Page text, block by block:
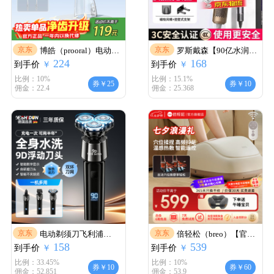
京东
博皓（prooral）电动冲
牙器便携式洗牙冲水器
家用冲洗器牙齿清洁器
水牙线牙垢去除工具口
【升级版】象牙白
到手价 ￥ 224
比例：10%
佣金：22.4
券￥25
京东
罗斯戴森【90亿水润负
离子丨国家3C认证】无
叶高速电吹风机家用静
音护发大功率不伤发恒
金-单风嘴丨90亿水润负
离子恒温护发 【2026新
款丨顶配1:1版本】1.8米
线长礼盒装
到手价 ￥ 168
比例：15.1%
佣金：25.368
券￥10
京东
电动剃须刀飞利浦
PHILIPS同款全身水洗防
水浮动三刀头刮胡刀智
到手价 ￥ 158
比例：33.45%
佣金：52.851
券￥10
京东
倍轻松（breo）【官方
店】Foot3足疗机 脚部按
摩器足浴盆热敷足疗仪
到手价 ￥ 539
比例：10%
佣金：53.9
券￥60